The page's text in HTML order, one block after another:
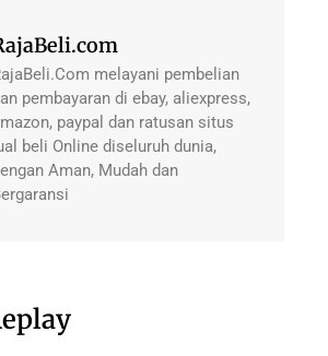
melayani pembelian
pembayaran di ebay, aliexpress,
paypal dan ratusan situs
beli Online diseluruh dunia,
Aman, Mudah dan